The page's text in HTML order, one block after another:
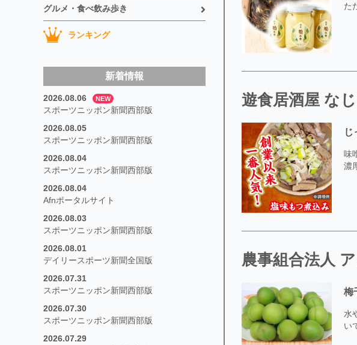
グルメ・食べ飲み歩き
ランキング
新着情報
2026.08.06 NEW
スポーツニッポン新聞西部版
2026.08.05
スポーツニッポン新聞西部版
2026.08.04
スポーツニッポン新聞西部版
2026.08.04
Afnポータルサイト
2026.08.03
スポーツニッポン新聞西部版
2026.08.01
デイリースポーツ新聞全国版
2026.07.31
スポーツニッポン新聞西部版
2026.07.30
スポーツニッポン新聞西部版
2026.07.29
た
遊食居酒屋 な
じ
味
濃
農事組合法人
梅
水
い